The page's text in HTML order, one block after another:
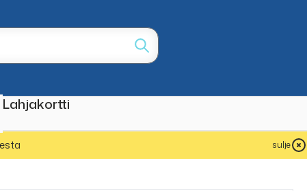
Lahjakortti
sulje